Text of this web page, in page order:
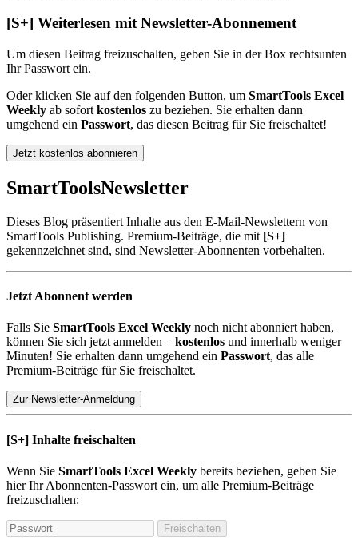
[S+] Weiterlesen mit Newsletter-Abonnement
Um diesen Beitrag freizuschalten, geben Sie in der Box rechtsunten
Ihr Passwort ein.
Oder klicken Sie auf den folgenden Button, um SmartTools Excel
Weekly ab sofort kostenlos zu beziehen. Sie erhalten dann
umgehend ein Passwort, das diesen Beitrag für Sie freischaltet!
Jetzt kostenlos abonnieren
SmartToolsNewsletter
Dieses Blog präsentiert Inhalte aus den E-Mail-Newslettern von
SmartTools Publishing. Premium-Beiträge, die mit [S+]
gekennzeichnet sind, sind Newsletter-Abonnenten vorbehalten.
Jetzt Abonnent werden
Falls Sie SmartTools Excel Weekly noch nicht abonniert haben,
können Sie sich jetzt anmelden – kostenlos und innerhalb weniger
Minuten! Sie erhalten dann umgehend ein Passwort, das alle
Premium-Beiträge für Sie freischaltet.
Zur Newsletter-Anmeldung
[S+] Inhalte freischalten
Wenn Sie SmartTools Excel Weekly bereits beziehen, geben Sie
hier Ihr Abonnenten-Passwort ein, um alle Premium-Beiträge
freizuschalten:
Freischalten